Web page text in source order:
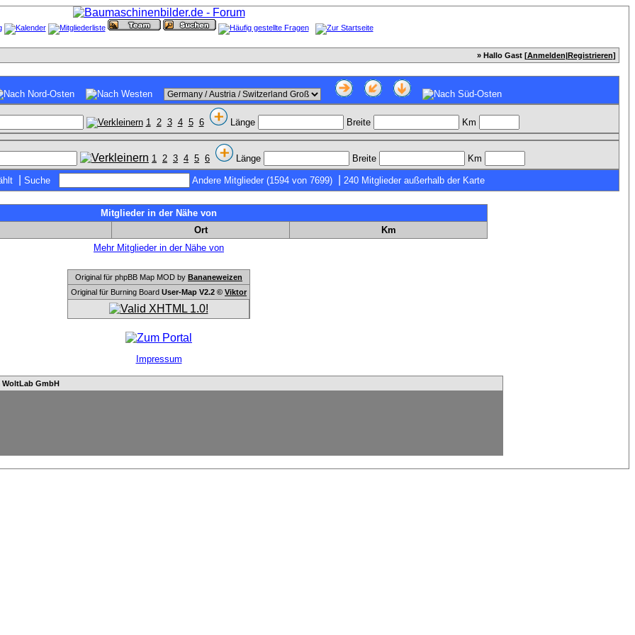
» Hallo Gast [Anmelden|Registrieren]
1 2 3 4 5 6 Länge Breite Km
1 2 3 4 5 6 Länge Breite Km
Suche Andere Mitglieder (1594 von 7699) 240 Mitglieder außerhalb der Karte
Mitglieder in der Nähe von
Ort
Km
Mehr Mitglieder in der Nähe von
Original für phpBB Map MOD by Bananeweizen
Original für Burning Board User-Map V2.2 © Viktor
Impressum
WoltLab GmbH